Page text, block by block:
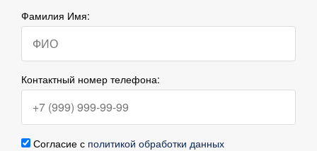
Фамилия Имя:
Контактный номер телефона:
Согласие с политикой обработки данных